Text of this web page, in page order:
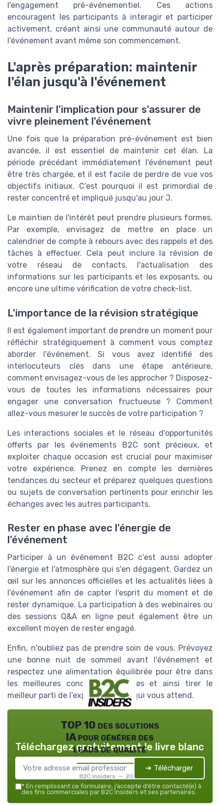
l'engagement pré-événementiel. Ces actions
encouragent les participants à interagir et participer
activement, créant ainsi une communauté autour de
l'événement avant même son commencement.
L'après préparation: maintenir
l'élan jusqu'à l'événement
Maintenir l'implication pour s'assurer de
vivre pleinement l'événement
Une fois que la préparation pré-événement est bien
avancée, il est essentiel de maintenir cet élan. La
période précédant immédiatement l'événement peut
être très chargée, et il est facile de perdre de vue vos
objectifs initiaux. C'est pourquoi il est primordial de
rester concentré et impliqué jusqu'au jour J.
Le maintien de l'intérêt peut prendre plusieurs formes.
Par exemple, envisagez de mettre en place un
calendrier de compte à rebours avec des rappels et des
tâches à effectuer. Cela peut inclure la révision de
votre réseau de contacts, l'actualisation des
informations sur les participants et les exposants, ou
encore une ultime vérification de votre check-list.
L'importance de la révision stratégique
Il est également important de prendre un moment pour
réfléchir stratégiquement à comment vous comptez
aborder l'événement. Si vous avez identifié des
interlocuteurs clés dans une étape antérieure,
comment envisagez-vous de les approcher ? Disposez-
vous de toutes les informations nécessaires pour
engager une conversation fructueuse ? Comment
allez-vous mesurer le succès de votre participation ?
Les interactions sociales et le réseau d'opportunités
offerts par les événements B2C sont précieux, et
exploiter chaque occasion est crucial pour maximiser
votre expérience. Prenez en compte les dernières
tendances du secteur et préparez quelques questions
ou sujets de conversation pertinents pour enrichir les
échanges avec les autres participants.
Rester en phase avec l'énergie de
l'événement
Participer à un événement B2C c'est aussi adopter
l'énergie et l'atmosphère qui s'en dégagent. Gardez un
œil sur les annonces officielles et les actualités liées à
l'événement afin de capter l'esprit du moment et de
rester dynamique. La participation à des webinaires ou
des sessions Q&A en ligne peut également être un
excellent moyen de rester engagé.
Enfin, n'oubliez pas de prendre soin de vous. Prévoyez
une bonne nuit de sommeil avant l'événement et
respectez une alimentation équilibrée pour être dans
les meilleures conditions possibles et ainsi tirer le
meilleur parti de l'expérience B2C qui vous attend.
TOP 10 des solutions
IA pour générer des
leads de qualité
B2C insiders — 2026
Téléchargez gratuitement le livre blanc
➔ Télécharger
* En remplissant ce formulaire, j’accepte d’être contacté(e) à
des fins commerciales par B2C insiders et ses partenaires.